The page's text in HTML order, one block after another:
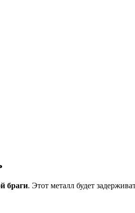
браги. Этот металл будет